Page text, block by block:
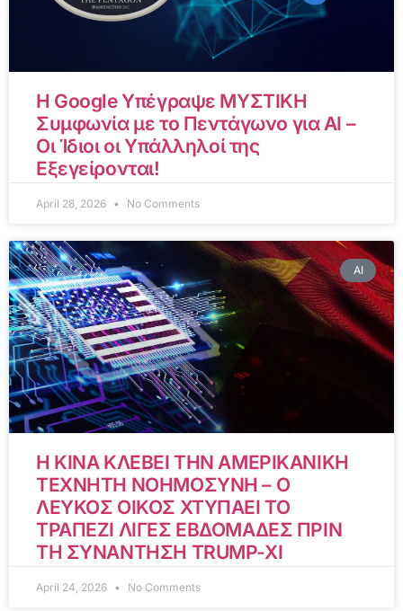
Η Google Υπέγραψε ΜΥΣΤΙΚΗ
Συμφωνία με το Πεντάγωνο για AI –
Οι Ίδιοι οι Υπάλληλοί της
Εξεγείρονται!
April 28, 2026 No Comments
AI
Η ΚΙΝΑ ΚΛΕΒΕΙ ΤΗΝ ΑΜΕΡΙΚΑΝΙΚΗ
ΤΕΧΝΗΤΗ ΝΟΗΜΟΣΥΝΗ – Ο
ΛΕΥΚΟΣ ΟΙΚΟΣ ΧΤΥΠΑΕΙ ΤΟ
ΤΡΑΠΕΖΙ ΛΙΓΕΣ ΕΒΔΟΜΑΔΕΣ ΠΡΙΝ
ΤΗ ΣΥΝΑΝΤΗΣΗ TRUMP-XI
April 24, 2026 No Comments